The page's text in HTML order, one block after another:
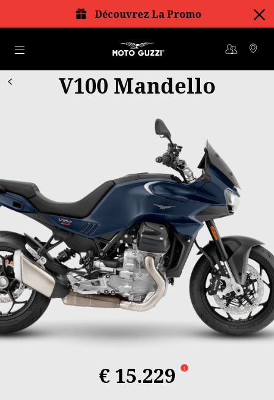
Découvrez La Promo
Aller au contenu principal
V100 Mandello
€ 15.229